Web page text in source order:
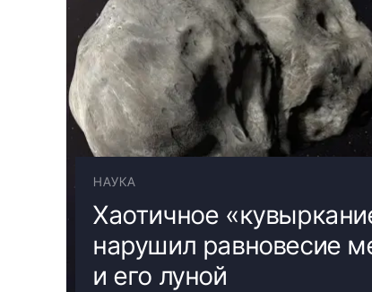
НАУКА
Хаотичное
нарушил равновесие
и его луной